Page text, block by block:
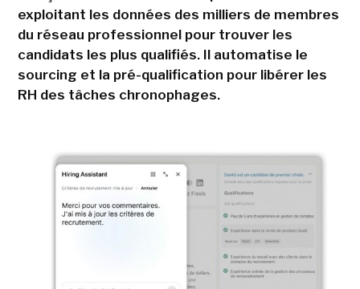
exploitant les données des milliers de membres
du réseau professionnel pour trouver les
candidats les plus qualifiés. Il automatise le
sourcing et la pré-qualification pour libérer les
RH des tâches chronophages.